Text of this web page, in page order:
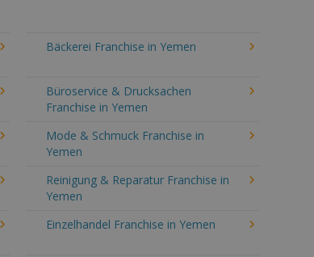
Bäckerei Franchise in Yemen
Büroservice & Drucksachen
Franchise in Yemen
Mode & Schmuck Franchise in
Yemen
Reinigung & Reparatur Franchise in
Yemen
Einzelhandel Franchise in Yemen